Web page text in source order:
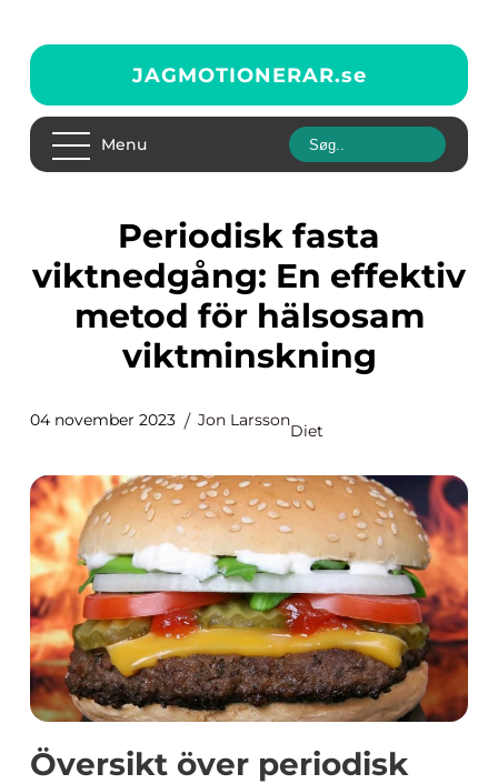
JAGMOTIONERAR.se
Menu
Periodisk fasta
viktnedgång: En effektiv
metod för hälsosam
viktminskning
04 november 2023 Jon Larsson
Diet
Översikt över periodisk